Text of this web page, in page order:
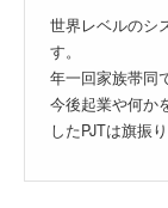
世界レベルのシ
す。
年一回家族帯同
今後起業や何か
したPJTは旗振